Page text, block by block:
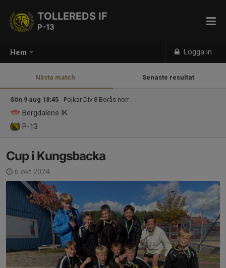
Hem Logga in
TOLLEREDS IF
P-13
Nästa match Senaste resultat
Sön 9 aug 18:45 - Pojkar Div 8 Borås norr
Bergdalens IK
P-13
Cup i Kungsbacka
6 okt 2024